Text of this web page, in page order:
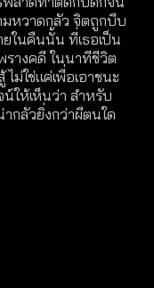
มหวาดกลัว จิตถูกบีบ
ในคืนนั้น ที่เธอเป็น
รางคดี ในนาทีชีวิต
ใช่แค่เพื่อเอาชนะ
ให้เห็นว่า สำหรับ
กลัวยิ่งกว่าผีตนใด